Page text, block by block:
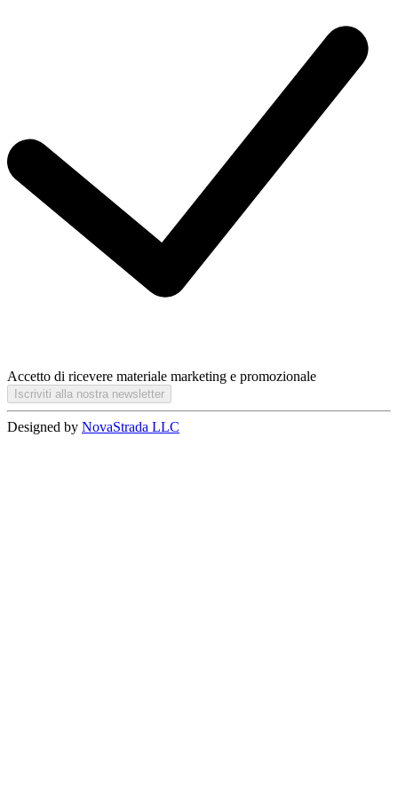
Accetto di ricevere materiale marketing e promozionale
Iscriviti alla nostra newsletter
Designed by NovaStrada LLC